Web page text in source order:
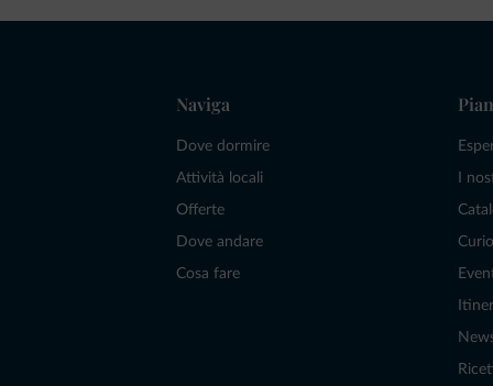
Naviga
Dove dormire
Attività locali
Offerte
Dove andare
Cosa fare
I